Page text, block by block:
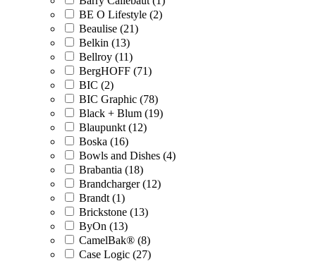
BE O Lifestyle (2)
Beaulise (21)
Belkin (13)
Bellroy (11)
BergHOFF (71)
BIC (2)
BIC Graphic (78)
Black + Blum (19)
Blaupunkt (12)
Boska (16)
Bowls and Dishes (4)
Brabantia (18)
Brandcharger (12)
Brandt (1)
Brickstone (13)
ByOn (13)
CamelBak® (8)
Case Logic (27)